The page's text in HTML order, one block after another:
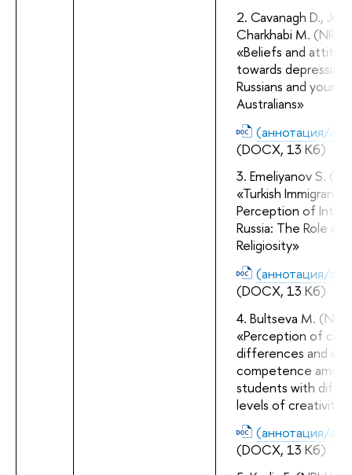
Cavanagh D.,
Charkhabi M. (NRU
«Beliefs and
towards
Russians and young
Australians»
(аннотация/
(DOCX, 13 Кб)
Emeliyanov S.
«Turkish Immigrants’
Perception of
Russia: The Role of
Religiosity»
(аннотация/
(DOCX, 13 Кб)
Bultseva M.
«Perception of
differences and
competence among
students with
levels of creativity»
(аннотация/
(DOCX, 13 Кб)